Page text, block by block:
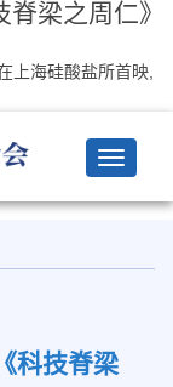
梁之周仁》
上海硅酸盐所首映,
Toggle
科技脊梁